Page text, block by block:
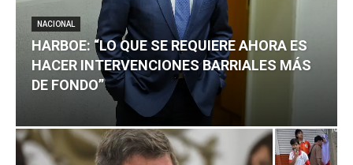
NACIONAL
HARBOE: “LO QUE SE REQUIERE AHORA ES
HACER INTERVENCIONES BARRIALES MÁS
DE FONDO”